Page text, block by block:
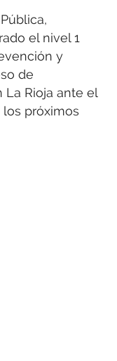
el nivel 1
y
de
Rioja ante el
próximos